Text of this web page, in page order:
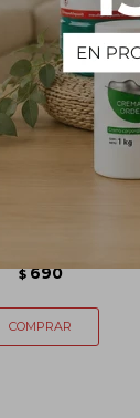
Comet 1L -
$ 690